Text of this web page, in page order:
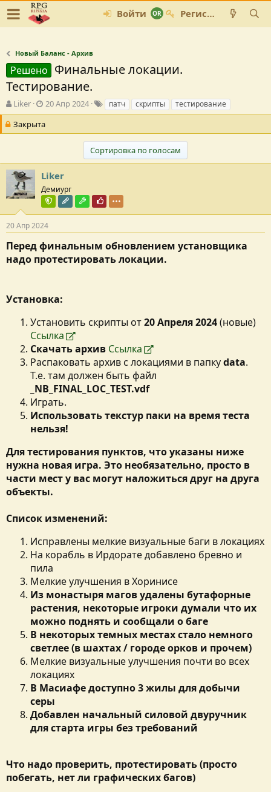
Войти Регистрация
Новый Баланс - Архив
Решено Финальные локации.
Тестирование.
А
в
т
о
е
м
ы
Liker
Д
а
т
а
д
а
н
и
я
20 Апр 2024
Т
е
и
патч скрипты тестирование
Закрыта
Сортировка по голосам
Liker
Демиург
Команда форума
Редактор раздела
Модостроитель
Почётный пользователь
20 Апр 2024
Перед финальным обновлением установщика
надо протестировать локации.
Установка:
Установить скрипты от20 Апреля 2024(новые)
Ссылка
Скачать архив Ссылка
Распаковать архив с локациями в папкуdata.
Т.е. там должен быть файл
_NB_FINAL_LOC_TEST.vdf
Играть.
Использовать текстур паки на время теста
нельзя!
Для тестирования пунктов, что указаны ниже
нужна новая игра. Это необязательно, просто в
части мест у вас могут наложиться друг на друга
объекты.
Список изменений:
Исправлены мелкие визуальные баги в локациях
На корабль в Ирдорате добавлено бревно и
пила
Мелкие улучшения в Хоринисе
Из монастыря магов удалены бутафорные
растения, некоторые игроки думали что их
можно поднять и сообщали о баге
В некоторых темных местах стало немного
светлее (в шахтах / городе орков и прочем)
Мелкие визуальные улучшения почти во всех
локациях
В Масиафе доступно 3 жилы для добычи
серы
Добавлен начальный силовой двуручник
для старта игры без требований
Что надо проверить, протестировать (просто
побегать, нет ли графических багов)